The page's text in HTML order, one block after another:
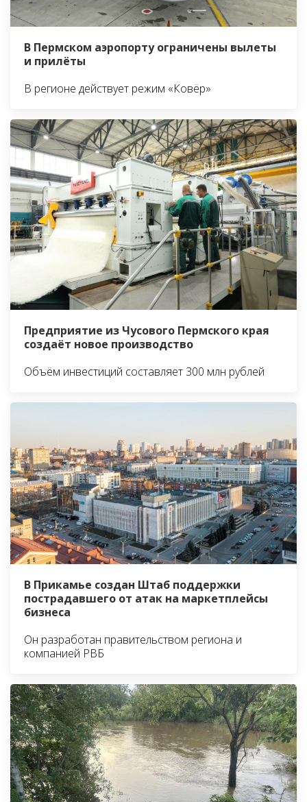
В Пермском аэропорту ограничены вылеты
и прилёты
В регионе действует режим «Ковёр»
Предприятие из Чусового Пермского края
создаёт новое производство
Объём инвестиций составляет 300 млн рублей
В Прикамье создан Штаб поддержки
пострадавшего от атак на маркетплейсы
бизнеса
Он разработан правительством региона и
компанией РВБ